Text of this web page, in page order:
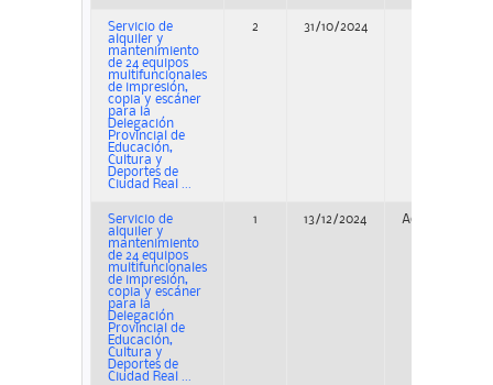
Servicio de
alquiler y
mantenimiento
de 24 equipos
multifuncionales
de impresión,
copia y escáner
para la
Delegación
Provincial de
Educación,
Cultura y
Deportes de
Ciudad Real ...
2 31/10/2024
Servicio de
alquiler y
mantenimiento
de 24 equipos
multifuncionales
de impresión,
copia y escáner
para la
Delegación
Provincial de
Educación,
Cultura y
Deportes de
Ciudad Real ...
1 13/12/2024 Adjudicación